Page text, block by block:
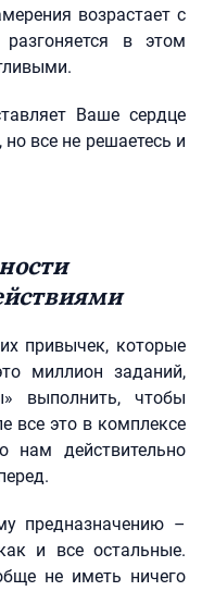
возрастает с
в этом
Ваше сердце
все не решаетесь и
привычек, которые
миллион заданий,
выполнить, чтобы
все это в комплексе
нам действительно
предназначению –
и все остальные.
не иметь ничего